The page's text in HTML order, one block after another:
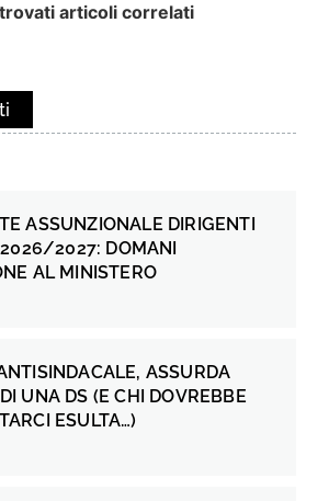
articoli correlati
ASSUNZIONALE DIRIGENTI
2027: DOMANI
AL MINISTERO
ASSURDA
UNA DS (E CHI DOVREBBE
ESULTA…)